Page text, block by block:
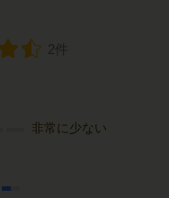
2件
非常に少ない